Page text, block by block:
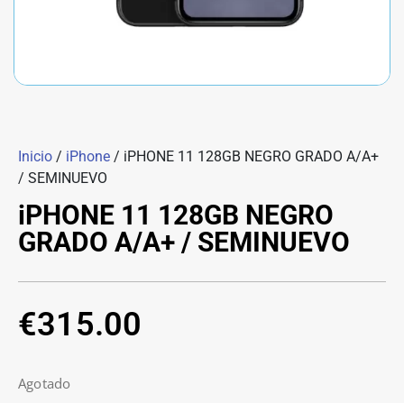
Inicio / iPhone / iPHONE 11 128GB NEGRO GRADO A/A+
/ SEMINUEVO
iPHONE 11 128GB NEGRO
GRADO A/A+ / SEMINUEVO
€315.00
Agotado